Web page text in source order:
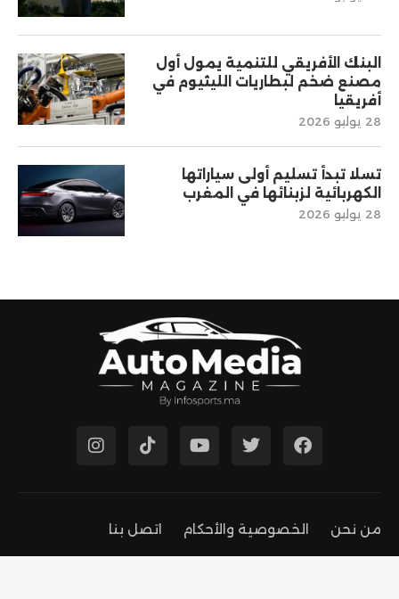
البنك الأفريقي للتنمية يمول أول
مصنع ضخم لبطاريات الليثيوم في
أفريقيا
28 يوليو 2026
تسلا تبدأ تسليم أولى سياراتها
الكهربائية لزبنائها في المغرب
28 يوليو 2026
من نحن الخصوصية والأحكام اتصل بنا